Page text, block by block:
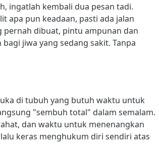
ingatlah kembali dua pesan tadi.
apa pun keadaan, pasti ada jalan
pernah dibuat, pintu ampunan dan
jiwa yang sedang sakit. Tanpa
di tubuh yang butuh waktu untuk
"sembuh total" dalam semalam.
dan waktu untuk menenangkan
keras menghukum diri sendiri atas